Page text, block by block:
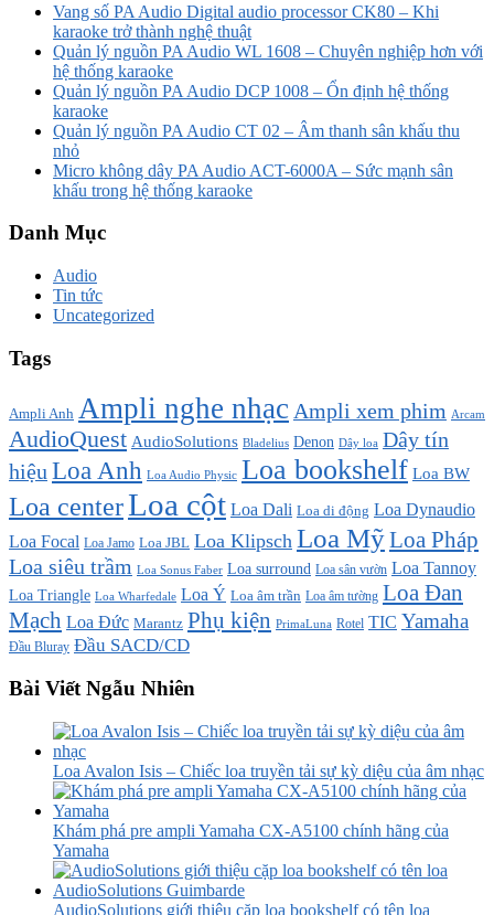
Vang số PA Audio Digital audio processor CK80 – Khi
karaoke trở thành nghệ thuật
Quản lý nguồn PA Audio WL 1608 – Chuyên nghiệp hơn với
hệ thống karaoke
Quản lý nguồn PA Audio DCP 1008 – Ổn định hệ thống
karaoke
Quản lý nguồn PA Audio CT 02 – Âm thanh sân khấu thu
nhỏ
Micro không dây PA Audio ACT-6000A – Sức mạnh sân
khấu trong hệ thống karaoke
Danh Mục
Audio
Tin tức
Uncategorized
Tags
Ampli Anh Ampli nghe nhạc Ampli xem phim Arcam
AudioQuest AudioSolutions Bladelius Denon Dây loa Dây tín
hiệu Loa Anh Loa Audio Physic Loa bookshelf Loa BW
Loa centerLoa cột Loa Dali Loa di động Loa Dynaudio
Loa Focal Loa Jamo Loa JBL Loa Klipsch Loa MỹLoa Pháp
Loa siêu trầm Loa Sonus Faber Loa surround Loa sân vườn Loa Tannoy
Loa Triangle Loa Wharfedale Loa Ý Loa âm trần Loa âm tường Loa Đan
Mạch Loa Đức Marantz Phụ kiện PrimaLuna Rotel TIC Yamaha
Đầu Bluray Đầu SACD/CD
Bài Viết Ngẫu Nhiên
Loa Avalon Isis – Chiếc loa truyền tải sự kỳ diệu của âm nhạc
Khám phá pre ampli Yamaha CX-A5100 chính hãng của
Yamaha
AudioSolutions giới thiệu cặp loa bookshelf có tên loa